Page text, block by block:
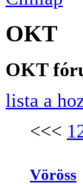
OKT
OKT
lista a
<<<
Vöröss